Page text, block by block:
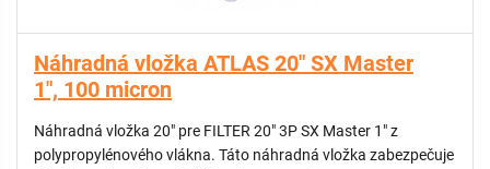
Náhradná vložka ATLAS 20" SX Master
1", 100 micron
Náhradná vložka 20" pre FILTER 20" 3P SX Master 1" z
polypropylénového vlákna. Táto náhradná vložka zabezpečuje